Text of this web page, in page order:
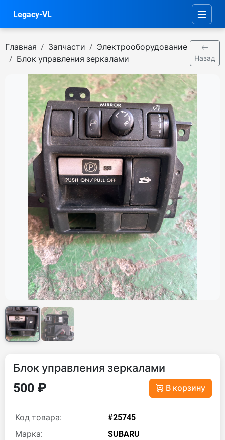
Legacy-VL
Главная Запчасти
Электрооборудование
Блок управления зеркалами
Назад
Блок управления зеркалами
500 ₽ В корзину
Код товара:
#25745
Марка:
SUBARU